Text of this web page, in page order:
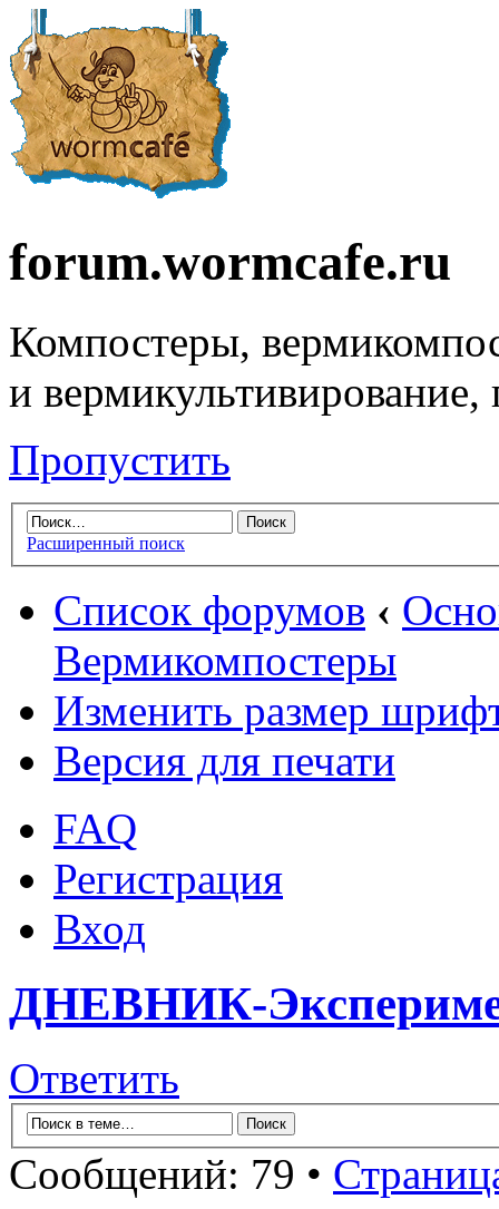
forum.wormcafe.ru
Компостеры,
и
Пропустить
Расширенный поиск
Список форумов ‹
Вермикомпостеры
Изменить размер
Версия для печати
FAQ
Регистрация
Вход
ДНЕВНИК-
Ответить
Сообщений: 79 •